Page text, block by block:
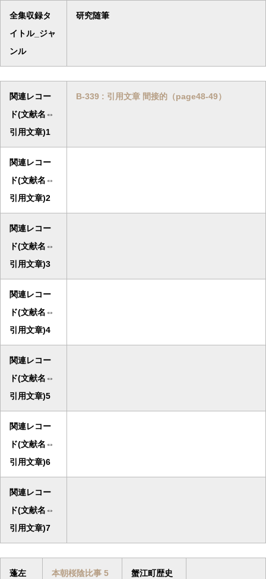
全集収録タ
イトル_ジャ
ンル
研究随筆
関連レコー
ド(文献名⇔
引用文章)1
B-339 : 引用文章 間接的（page48-49）
関連レコー
ド(文献名⇔
引用文章)2
関連レコー
ド(文献名⇔
引用文章)3
関連レコー
ド(文献名⇔
引用文章)4
関連レコー
ド(文献名⇔
引用文章)5
関連レコー
ド(文献名⇔
引用文章)6
関連レコー
ド(文献名⇔
引用文章)7
蓬左
本朝桜陰比事 5
蟹江町歴史